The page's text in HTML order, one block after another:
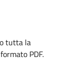
tutta la
PDF.